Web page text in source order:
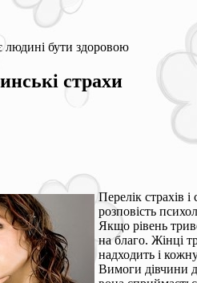
людині бути здоровою
страхи
Перелік страхів
розповість
Якщо рівень
на благо. Жінці
надходить і
Вимоги дівчини